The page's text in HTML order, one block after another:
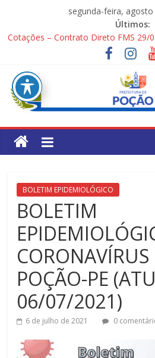
segunda-feira, agosto
Últimos:
Cotações – Contrato Direto FMS 29/
PONTOS TURÍSTICOS DE POÇÃO
Processo Seletivo Simplificado para
Municipal
1ª Festa dos Pais
Processo Seletivo Simplificado
Pref.
Mun.
de
Poção
BOLETIM EPIDEMIOLÓGICO
BOLETIM
CORONAVÍRUS
POÇÃO-PE
06/07/2021)
6 de julho de 2021 0